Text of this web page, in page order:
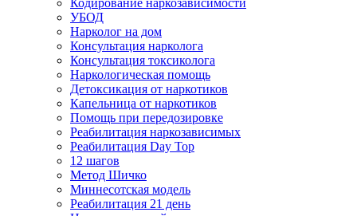
Кодирование наркозависимости
УБОД
Нарколог на дом
Консультация нарколога
Консультация токсиколога
Наркологическая помощь
Детоксикация от наркотиков
Капельница от наркотиков
Помощь при передозировке
Реабилитация наркозависимых
Реабилитация Day Top
12 шагов
Метод Шичко
Миннесотская модель
Реабилитация 21 день